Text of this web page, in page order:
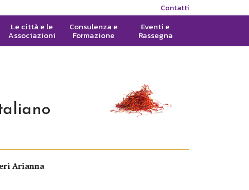
Contatti
Le città e le
Associazioni
Consulenza e
Formazione
Eventi e
Rassegna
Arianna